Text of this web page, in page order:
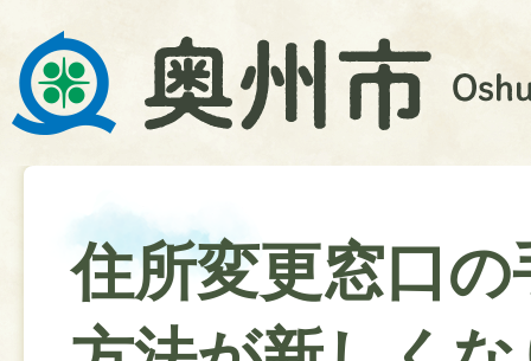
住所変更窓口の